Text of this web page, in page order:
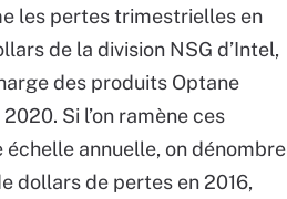
les pertes trimestrielles en
de la division NSG d’Intel,
des produits Optane
Si l’on ramène ces
échelle annuelle, on dénombre
dollars de pertes en 2016,